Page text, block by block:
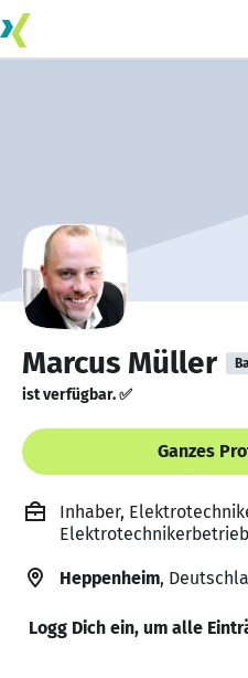
Marcus Müller
ist verfügbar. ✅
Ganzes
Inhaber,
Elektrotechnikerbetrieb
Heppenheim,
Logg Dich ein, um alle